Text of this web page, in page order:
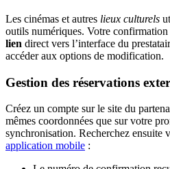
Les cinémas et autres lieux culturels
outils numériques. Votre
lien direct vers l’interface du
accéder aux options de modification.
Gestion des réservations
Créez un compte sur le site du
mêmes coordonnées que sur votre
synchronisation. Recherchez ensuite
application mobile :